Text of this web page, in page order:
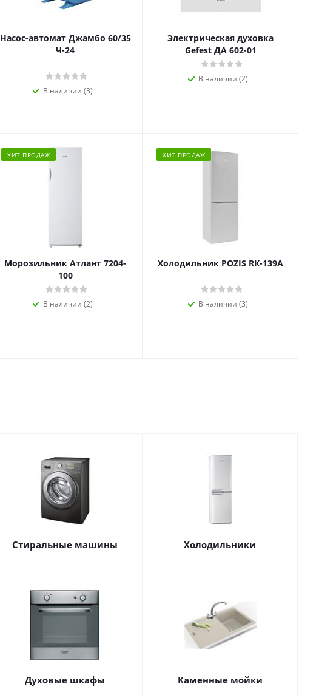
Насос-автомат Джамбо 60/35
Ч-24
В наличии (3)
Электрическая духовка
Gefest ДА 602-01
В наличии (2)
ХИТ ПРОДАЖ
Морозильник Атлант 7204-
100
В наличии (2)
ХИТ ПРОДАЖ
Холодильник POZIS RК-139А
В наличии (3)
Стиральные машины Холодильники
Духовые шкафы Каменные мойки